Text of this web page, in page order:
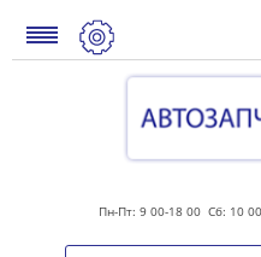
Пн-Пт: 9 00-18 00 Сб: 10